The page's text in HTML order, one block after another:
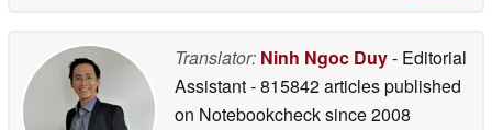
Translator: Ninh Ngoc Duy- Editorial
Assistant- 815842 articles published
on Notebookchecksince 2008